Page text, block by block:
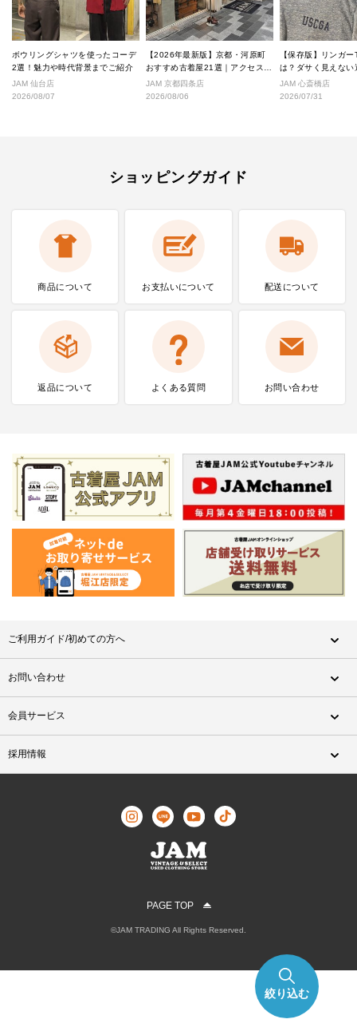
ボウリングシャツを使ったコーデ
2選！魅力や時代背景までご紹介
JAM 仙台店
2026/08/07
【2026年最新版】京都・河原町
おすすめ古着屋21選｜アクセス良
好な絶対行くべきショップ厳選！
JAM 京都四条店
2026/08/06
【保存版】リンガ
は？ダサく見えない
なし完全ガイド
JAM 心斎橋店
2026/07/31
ショッピングガイド
商品について お支払いについて 配送について
返品について よくある質問 お問い合わせ
絞り込む
ご利用ガイド/初めての方へ
お問い合わせ
会員サービス
採用情報
PAGE TOP
©JAM TRADING All Rights Reserved.